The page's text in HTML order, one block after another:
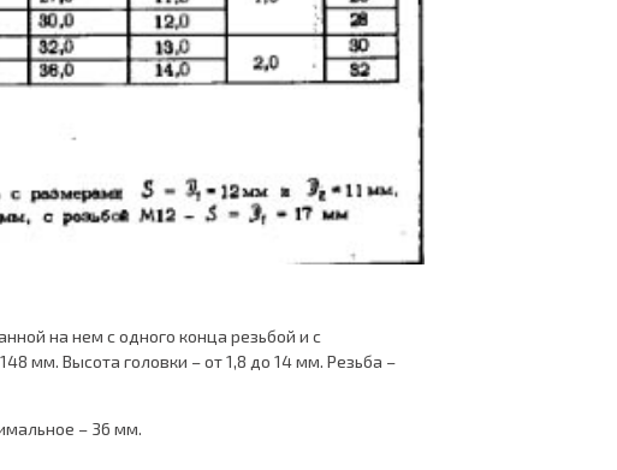
на нем с одного конца резьбой и с
мм. Высота головки – от 1,8 до 14 мм. Резьба –
– 36 мм.